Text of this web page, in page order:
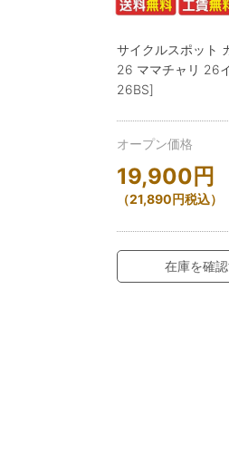
サイクルスポット
26 ママチャリ 26
26BS]
オープン価格
19,900 円
（21,890円税込）
在庫を確